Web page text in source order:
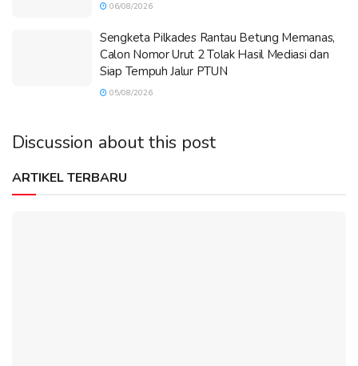
06/08/2026
Sengketa Pilkades Rantau Betung Memanas,
Calon Nomor Urut 2 Tolak Hasil Mediasi dan
Siap Tempuh Jalur PTUN
05/08/2026
Discussion about this post
ARTIKEL TERBARU